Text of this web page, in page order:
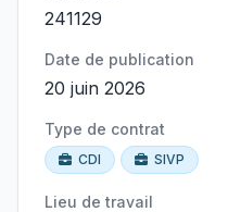
241129
Date de publication
20 juin 2026
Type de contrat
CDI SIVP
Lieu de travail